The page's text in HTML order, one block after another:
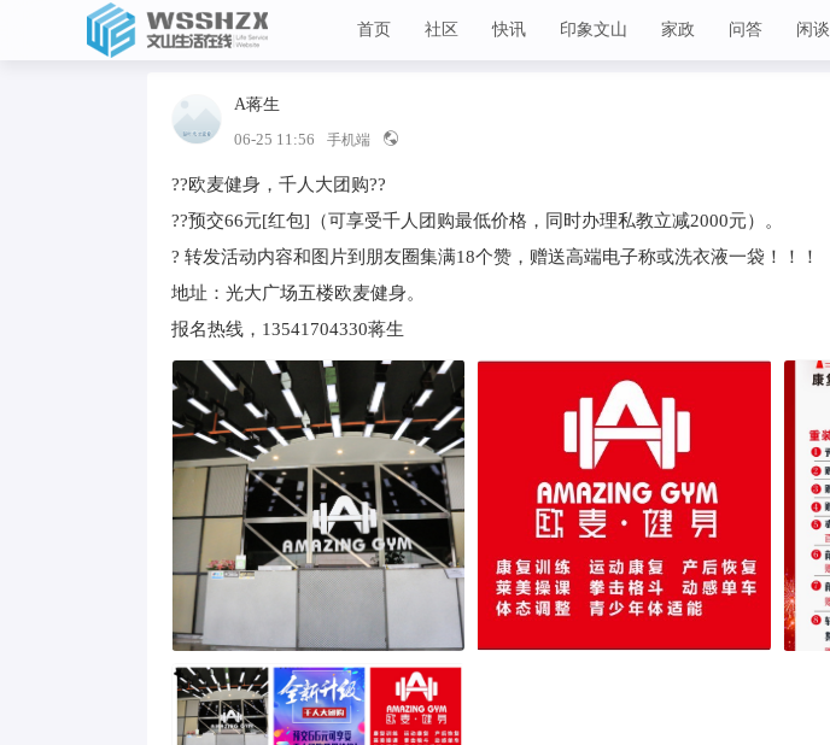
首页 社区 快讯 印象文山 家政 问答 闲谈
A蒋生
06-25 11:56 手机端
??欧麦健身，千人大团购??
??预交66元[红包]（可享受千人团购最低价格，同时办理私教立减2000元）。
?️ 转发活动内容和图片到朋友圈集满18个赞，赠送高端电子称或洗衣液一袋！！！
地址：光大广场五楼欧麦健身。
报名热线，13541704330蒋生